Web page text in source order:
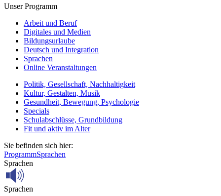
Unser Programm
Arbeit und Beruf
Digitales und Medien
Bildungsurlaube
Deutsch und Integration
Sprachen
Online Veranstaltungen
Politik, Gesellschaft, Nachhaltigkeit
Kultur, Gestalten, Musik
Gesundheit, Bewegung, Psychologie
Specials
Schulabschlüsse, Grundbildung
Fit und aktiv im Alter
Sie befinden sich hier:
ProgrammSprachen
Sprachen
Sprachen